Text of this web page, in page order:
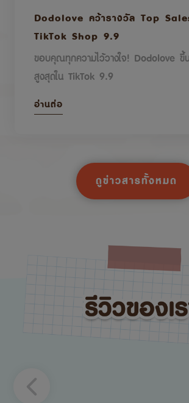
Dodolove คว้ารางวัล Top
TikTok Shop 9.9
ขอบคุณทุกความไว้วางใจ! Dodolove ขึ้
สูงสุดใน TikTok 9.9
อ่านต่อ
ดูข่าวสารทั้งหมด